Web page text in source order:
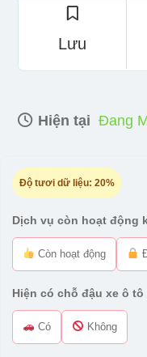
Lưu
Hiện tại Đang
Độ tươi dữ liệu: 20%
Dịch vụ còn hoạt động
Còn hoạt động
Hiện có chỗ đậu xe ô
Có Không